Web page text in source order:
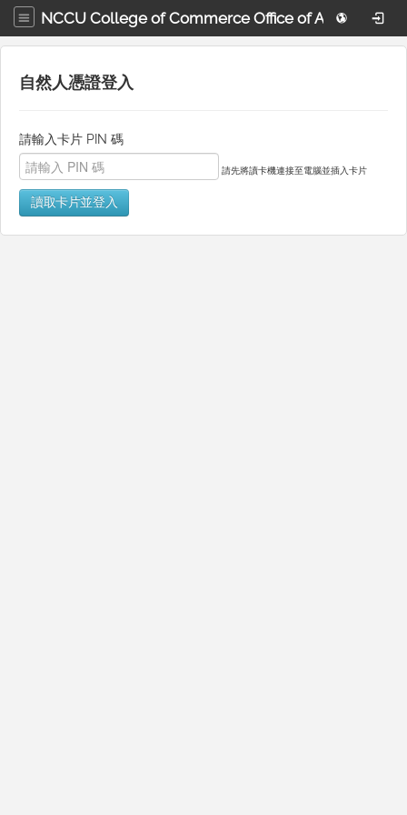
NCCU College of Commerce Office of Accreditation and Assessment
自然人憑證登入
請輸入卡片 PIN 碼
請先將讀卡機連接至電腦並插入卡片
讀取卡片並登入